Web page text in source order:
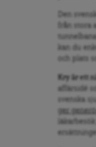
Den
från stora
kan du
och plats
Kry är ett
affärsidé
svenska
ger